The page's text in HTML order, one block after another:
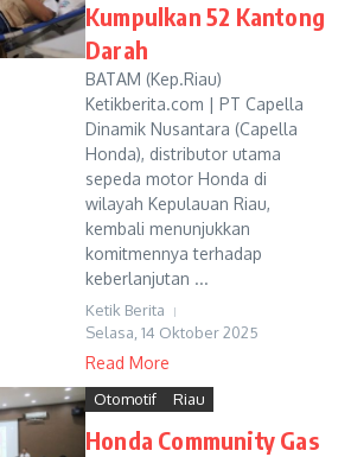
Kumpulkan 52 Kantong
Darah
BATAM (Kep.Riau)
Ketikberita.com | PT Capella
Dinamik Nusantara (Capella
Honda), distributor utama
sepeda motor Honda di
wilayah Kepulauan Riau,
kembali menunjukkan
komitmennya terhadap
keberlanjutan ...
Ketik Berita
Selasa, 14 Oktober 2025
Read More
Otomotif Riau
Honda Community Gas